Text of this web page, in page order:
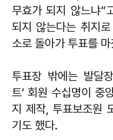
무효가 되지 않느냐”
되지 않는다는 취지
소로 돌아가 투표를
투표장 밖에는 발달
트’ 회원 수십명이 중
지 제작, 투표보조원
기도 했다.